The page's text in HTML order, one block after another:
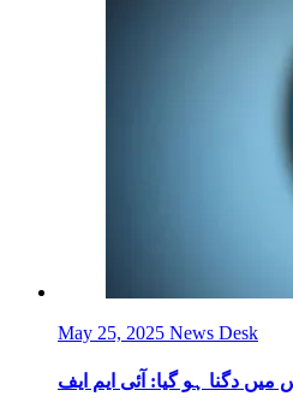
May 25, 2025 News Desk